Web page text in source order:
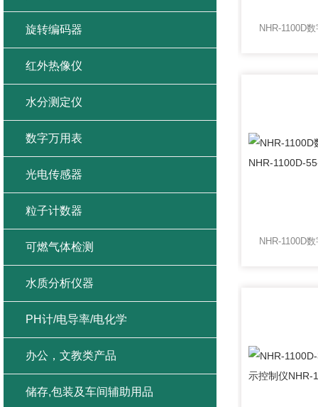
旋转编码器
红外热像仪
水分测定仪
数字万用表
光电传感器
粒子计数器
可燃气体检测
水质分析仪器
PH计/电导率/电化学
办公，文教类产品
储存,包装及车间辅助用品